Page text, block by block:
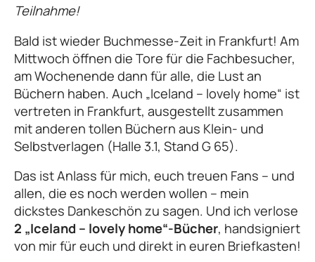
Teilnahme!
Bald ist wieder Buchmesse-Zeit in Frankfurt! Am
Mittwoch öffnen die Tore für die Fachbesucher,
am Wochenende dann für alle, die Lust an
Büchern haben. Auch „Iceland – lovely home“ ist
vertreten in Frankfurt, ausgestellt zusammen
mit anderen tollen Büchern aus Klein- und
Selbstverlagen (Halle 3.1, Stand G 65).
Das ist Anlass für mich, euch treuen Fans – und
allen, die es noch werden wollen – mein
dickstes Dankeschön zu sagen. Und ich verlose
2 „Iceland – lovely home“-Bücher, handsigniert
von mir für euch und direkt in euren Briefkasten!